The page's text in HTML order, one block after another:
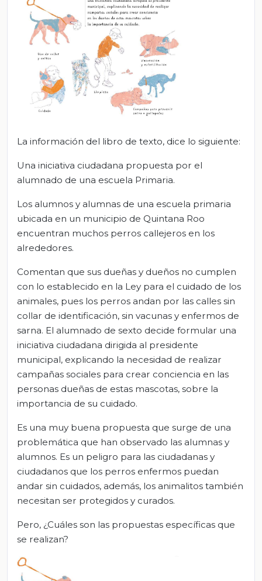
La información del libro de texto, dice lo siguiente:
Una iniciativa ciudadana propuesta por el
alumnado de una escuela Primaria.
Los alumnos y alumnas de una escuela primaria
ubicada en un municipio de Quintana Roo
encuentran muchos perros callejeros en los
alrededores.
Comentan que sus dueñas y dueños no cumplen
con lo establecido en la Ley para el cuidado de los
animales, pues los perros andan por las calles sin
collar de identificación, sin vacunas y enfermos de
sarna. El alumnado de sexto decide formular una
iniciativa ciudadana dirigida al presidente
municipal, explicando la necesidad de realizar
campañas sociales para crear conciencia en las
personas dueñas de estas mascotas, sobre la
importancia de su cuidado.
Es una muy buena propuesta que surge de una
problemática que han observado las alumnas y
alumnos. Es un peligro para las ciudadanas y
ciudadanos que los perros enfermos puedan
andar sin cuidados, además, los animalitos también
necesitan ser protegidos y curados.
Pero, ¿Cuáles son las propuestas específicas que
se realizan?